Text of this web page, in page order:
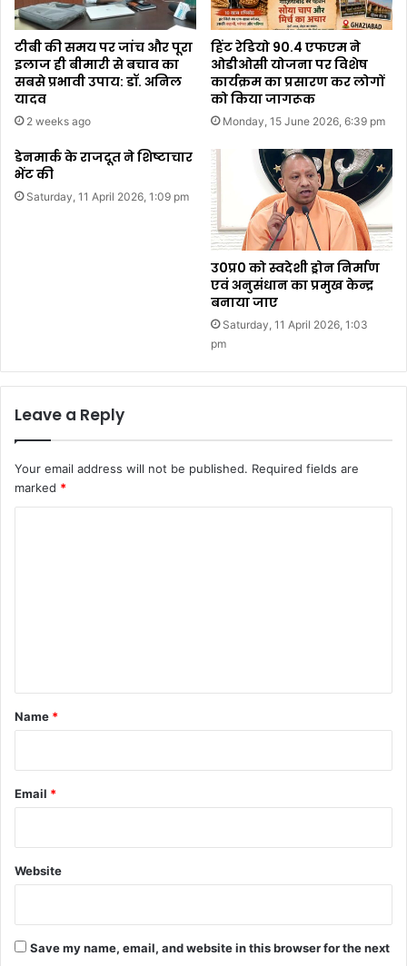
टीबी की समय पर जांच और पूरा
इलाज ही बीमारी से बचाव का
सबसे प्रभावी उपाय: डॉ. अनिल
यादव
2 weeks ago
हिंट रेडियो 90.4 एफएम ने
ओडीओसी योजना पर विशेष
कार्यक्रम का प्रसारण कर लोगों
को किया जागरूक
Monday, 15 June 2026, 6:39 pm
डेनमार्क के राजदूत ने शिष्टाचार
भेंट की
Saturday, 11 April 2026, 1:09 pm
उ0प्र0 को स्वदेशी ड्रोन निर्माण
एवं अनुसंधान का प्रमुख केन्द्र
बनाया जाए
Saturday, 11 April 2026, 1:03
pm
Leave a Reply
Your email address will not be published. Required fields are
marked *
*
Name *
Email *
Website
Save my name, email, and website in this browser for the next